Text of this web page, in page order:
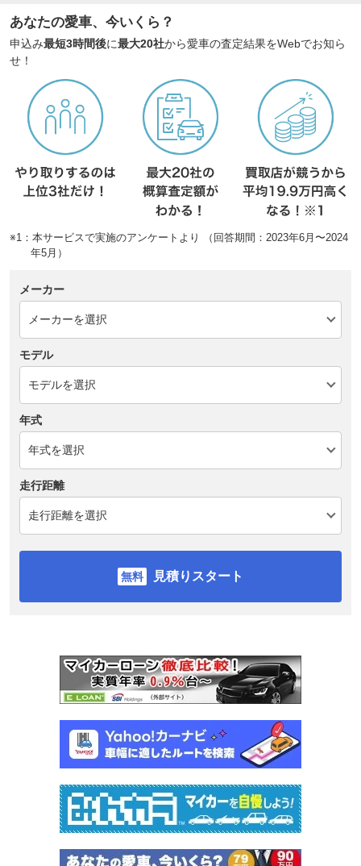
あなたの愛車、今いくら？
申込み最短3時間後に最大20社から愛車の査定結果をWebでお知ら
せ！
※1：本サービスで実施のアンケートより （回答期間：2023年6月〜2024
年5月）
メーカー
モデル
年式
走行距離
見積りスタート